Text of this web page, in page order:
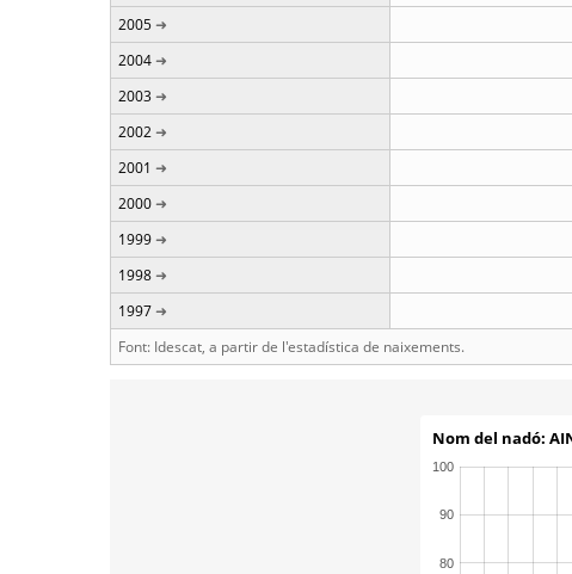
2005
2004
2003
2002
2001
2000
1999
1998
1997
Font: Idescat, a partir de l'estadística de naixements.